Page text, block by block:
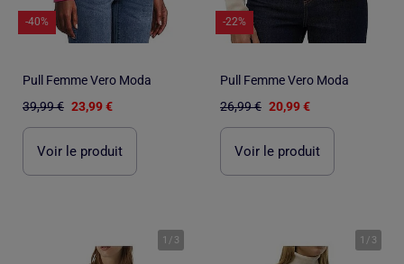
-40%
Pull Femme Vero Moda
39,99 € 23,99 €
Voir le produit
-22%
Pull Femme Vero Moda
26,99 € 20,99 €
Voir le produit
1 / 3 1 / 3